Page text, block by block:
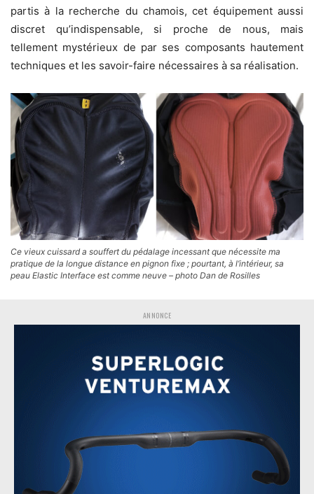
partis à la recherche du chamois, cet équipement aussi
discret qu’indispensable, si proche de nous, mais
tellement mystérieux de par ses composants hautement
techniques et les savoir-faire nécessaires à sa réalisation.
Ce vieux cuissard a souffert du pédalage incessant que nécessite ma
pratique de la longue distance en pignon fixe ; pourtant, à l’intérieur, sa
peau Elastic Interface est comme neuve – photo Dan de Rosilles
ANNONCE